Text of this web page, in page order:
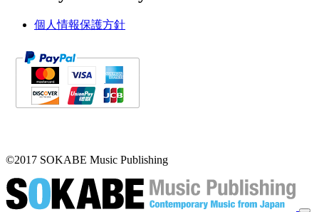
個人情報保護方針
テ
キ
ス
ト
©2017 SOKABE Music Publishing